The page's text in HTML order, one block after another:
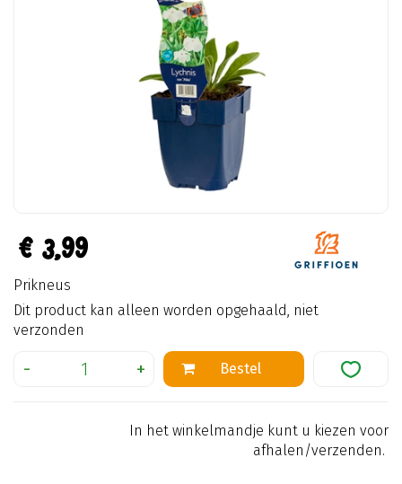
€ 3,99
Prikneus
Dit product kan alleen worden opgehaald, niet
verzonden
In het winkelmandje kunt u kiezen voor
afhalen/verzenden.